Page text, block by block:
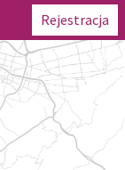
Rejestracja